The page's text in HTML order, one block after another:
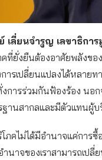
เลี่ยนจำรูญ เลขาธิกา
คที่ยั่งยืนต้องอาศัยพลังขอ
ารเปลี่ยนแปลงได้หลาย
งการร่วมกันฟ้องร้อง นอ
ฐานสากลและมีตัวแทนผู้บ
โภคไม่ได้มีอำนาจแค่การ
นาจของเราสามารถเป